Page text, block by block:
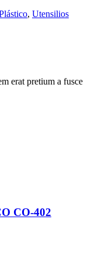
, Utensilios
erat pretium a fusce
CO-402